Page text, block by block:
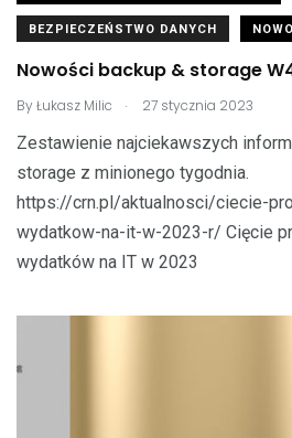
BEZPIECZEŃSTWO DANYCH
Nowości backup & storage
ByŁukasz Milic . 27 stycznia 2023
Zestawienie najciekawszych
storage z minionego tygodnia.
https://crn.pl/aktualnosci/ciecie-
wydatkow-na-it-w-2023-r/ Cięcie
wydatków na IT w 2023